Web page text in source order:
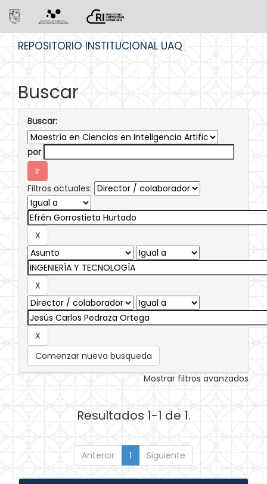
REPOSITORIO INSTITUCIONAL UAQ
Buscar
Buscar:
por
Filtros actuales:
Comenzar nueva busqueda
Mostrar filtros avanzados
Resultados 1-1 de 1.
Anterior 1 Siguiente